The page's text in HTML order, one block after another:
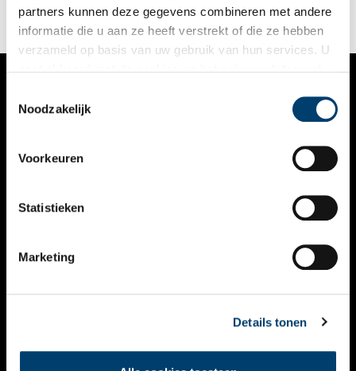
partners kunnen deze gegevens combineren met andere
informatie die u aan ze heeft verstrekt of die ze hebben
verzameld op basis van uw gebruik van hun services. U
Noodzakelijk
Voorkeuren
Statistieken
Marketing
Details tonen
VERHALEN
KALENDER
THEMA’S
VIDEO’S
CONTACT